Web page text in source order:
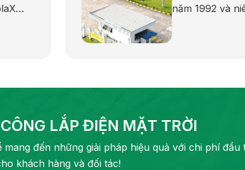
năm 1992 và
dịch chứng
(603556) năm
LẮP ĐIỆN MẶT TRỜI
đến những giải pháp hiệu quả với chi phí đầu
khách hàng và đối tác!